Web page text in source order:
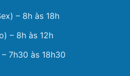
– 8h às 18h
– 8h às 12h
7h30 às 18h30